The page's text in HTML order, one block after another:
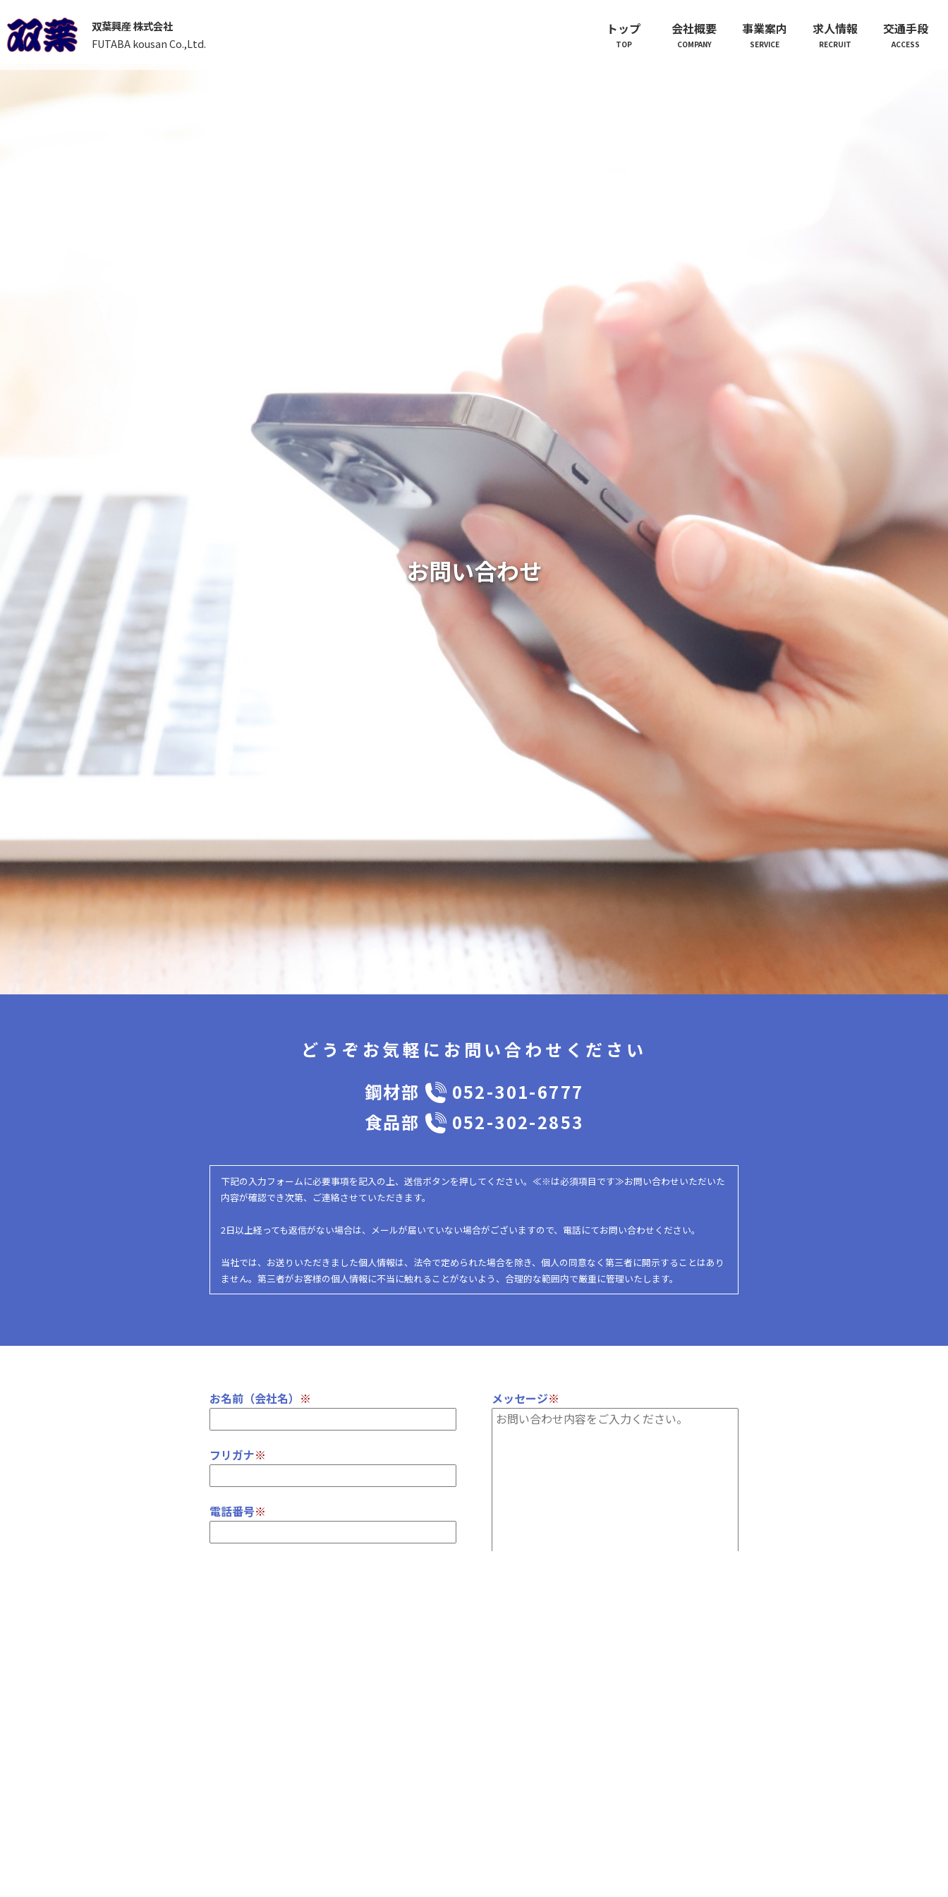
双葉興産 株式会社
FUTABA kousan Co.,Ltd.
トップ
TOP
会社概要
COMPANY
事業案内
SERVICE
求人情報
RECRUIT
交通手段
ACCESS
お問い合わせ
どうぞお気軽に お問い合わせください
鋼材部
052-301-6777
食品部
052-302-2853
下記の入力フォームに必要事項を記入の上、送信ボタンを押してください。≪※は必須項目です≫お問い合わせいただいた
内容が確認でき次第、ご連絡させていただきます。
2日以上経っても返信がない場合は、メールが届いていない場合がございますので、電話にてお問い合わせください。
当社では、お送りいただきました個人情報は、法令で定められた場合を除き、個人の同意なく第三者に開示することはあり
ません。第三者がお客様の個人情報に不当に触れることがないよう、合理的な範囲内で厳重に管理いたします。
お名前（会社名） ※
フリガナ※
電話番号※
メッセージ※